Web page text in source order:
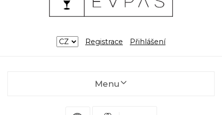
Registrace Přihlášení
Menu